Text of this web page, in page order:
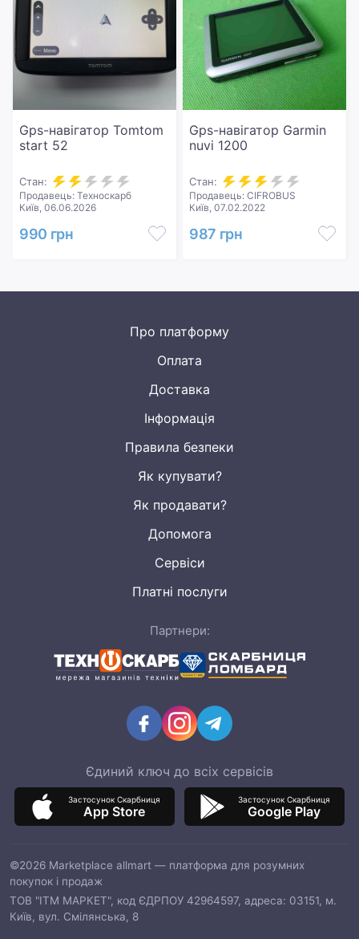
Gps-навігатор Tomtom
start 52
Стан:
Продавець: Техноскарб
Київ, 06.06.2026
990 грн
Gps-навігатор Garmin
nuvi 1200
Стан:
Продавець: CIFROBUS
Київ, 07.02.2022
987 грн
Про платформу
Оплата
Доставка
Інформація
Правила безпеки
Як купувати?
Як продавати?
Допомога
Сервіси
Платні послуги
Партнери:
Єдиний ключ до всіх сервісів
Застосунок Скарбниця
App Store
Застосунок Скарбниця
Google Play
©2026 Marketplace allmart — платформа для розумних
покупок і продаж
ТОВ "ІТМ МАРКЕТ", код ЄДРПОУ 42964597, адреса: 03151, м.
Київ, вул. Смілянська, 8